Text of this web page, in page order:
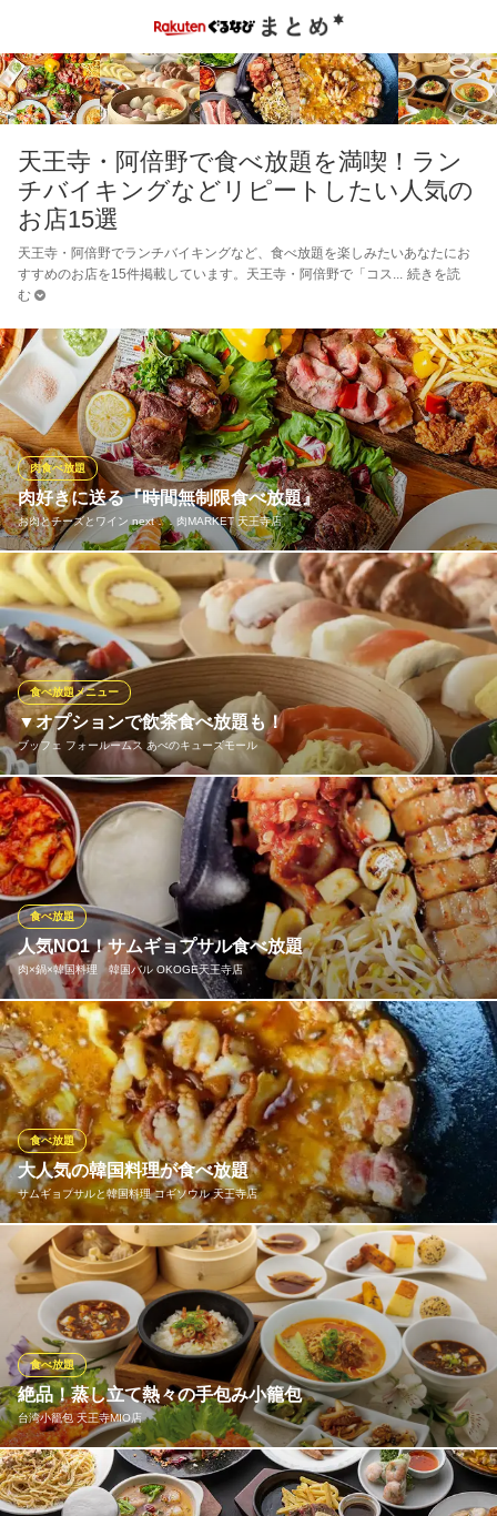
天王寺・阿倍野で食べ放題を満喫！ラン
チバイキングなどリピートしたい人気の
お店15選
天王寺・阿倍野でランチバイキングなど、食べ放題を楽しみたいあなたにお
すすめのお店を15件掲載しています。天王寺・阿倍野で「コス
続きを読
む
肉好きに送る『時間無制限食べ放題』
お肉とチーズとワイン next．．肉MARKET 天王寺店
肉食べ放題
チーズ好き、肉好きにお届けする時間無制限食べ放題コースが登
場♪50種、60種、70種の食べ放題コース！当店自慢の「チーズぶ
っかけローストビーフ」はもちろん、「肉バルハンバーグ」や
「唐揚げ」など人気メニューをお腹いっぱいお楽しみいただけま
す♪飲み放題は+1000円～お付けできます★
お肉とチーズとワイン next．．肉MARKET 天王寺店
食べ飲み放題/個室
ＪＲ天王寺駅南口 徒歩2分
大阪府大阪市阿倍野区阿倍野筋1-1-61 新宿ごちそうビルB1
▼オプションで飲茶食べ放題も！
ブッフェ フォールームス あべのキューズモール
食べ放題メニュー
出来立て熱々でご提供する小籠包など、人気の飲茶が食べ放題の
コースもございます。
ブッフェ フォールームス あべのキューズモール
和洋中×食べ放題
阪堺電気軌道上町線天王寺駅前駅 徒歩2分
大阪府大阪市阿倍野区阿倍野筋1-6-1 あべのキューズモール4F
人気NO1！サムギョプサル食べ放題
肉×鍋×韓国料理 韓国バル OKOGE天王寺店
食べ放題
人気の熟成豚を使用したサムギョプサル食べ放題！他にも韓国料
理が約80種が食べ放題となっているコスパ最強プラン!
肉×鍋×韓国料理 韓国バル OKOGE天王寺店
サムギョプサル韓国料理
大阪メトロ谷町線阿倍野駅 徒歩1分
大阪府大阪市阿倍野区阿倍野筋2-4-47 アメリカンビルB1・2F
大人気の韓国料理が食べ放題
サムギョプサルと韓国料理 コギソウル 天王寺店
食べ放題
大満足！本場韓国の味を味わえるのはココ☆極厚豚のサムギョプ
サルが2,980円で食べ放題です！＋1,100円で飲み放題付にもでき
ます！大満足頂ける内容です！
サムギョプサルと韓国料理 コギソウル 天王寺店
本格極厚サムギョプサル
ＪＲ天王寺駅 徒歩1分
大阪府大阪市阿倍野区松崎町2-3-53 杉本ビル2F
絶品！蒸し立て熱々の手包み小籠包
台湾小籠包 天王寺MIO店
食べ放題
【定番・華コース】石焼炒飯や中華逸品をバランスよく楽しめ
る】税込3,608円（1人前） 台湾小籠包の定番食べ放題コース！フ